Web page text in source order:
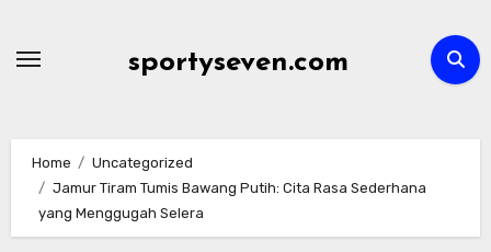
sportyseven.com
Home
Uncategorized
Jamur Tiram Tumis Bawang Putih: Cita Rasa Sederhana
yang Menggugah Selera